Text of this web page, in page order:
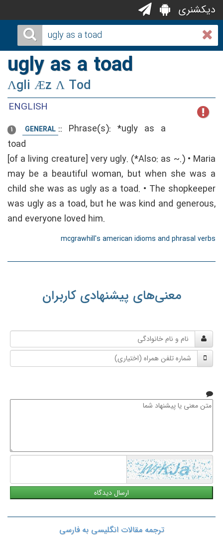
دیکشنری
ugly as a toad
Ʌgli Æz Ʌ Tod
ENGLISH
1 GENERAL :: Phrase(s): *ugly as a
toad
[of a living creature] very ugly. (*Also: as ~.) • Maria
may be a beautiful woman, but when she was a
child she was as ugly as a toad. • The shopkeeper
was ugly as a toad, but he was kind and generous,
and everyone loved him.
mcgrawhill's american idioms and phrasal verbs
معنی‌های پیشنهادی کاربران
و
نام
خانوادگی
شماره
تلفن
متن
ترجمه مقالات انگلیسی به فارسی